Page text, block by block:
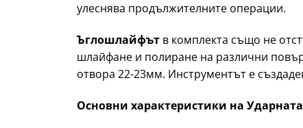
улеснява продължителните операции.
Ъглошлайфът в комплекта също не
шлайфане и полиране на различни
отвора 22-23мм. Инструментът е
Основни характеристики на